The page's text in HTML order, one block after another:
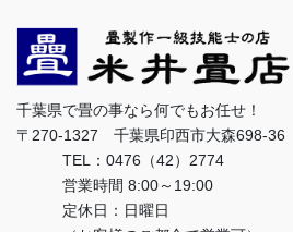
千葉県で畳の事なら何でもお任せ！
〒270-1327 千葉県印西市大森698-36
TEL：0476（42）2774
営業時間 8:00～19:00
定休日：日曜日